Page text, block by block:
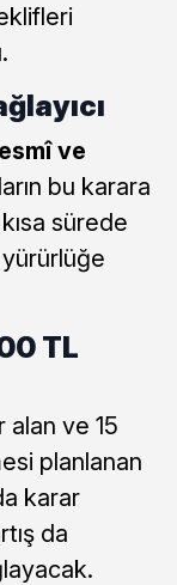
ve
bu karara
sürede
yürürlüğe
TL
ve 15
planlanan
karar
da